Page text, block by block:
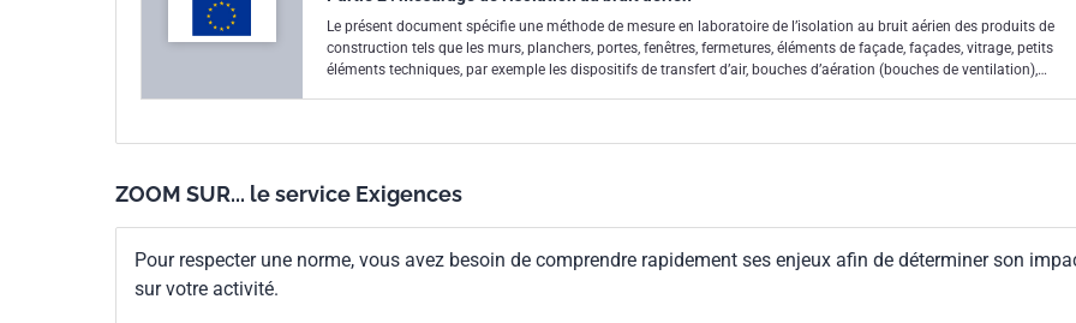
Le présent document spécifie une méthode de mesure en laboratoire de l’isolation au bruit aérien des produits de
construction tels que les murs, planchers, portes, fenêtres, fermetures, éléments de façade, façades, vitrage, petits
éléments techniques, par exemple les dispositifs de transfert d’air, bouches d’aération (bouches de ventilation),
sont effectués dans des installations d’essai en laboratoire dans lesquelles la transmission acoustique par les voies
transmission latérale, les conditions limites et le facteur de perte total.
ZOOM SUR... le service Exigences
Pour respecter une norme, vous avez besoin de comprendre rapidement ses enjeux afin de déterminer son
sur votre activité.